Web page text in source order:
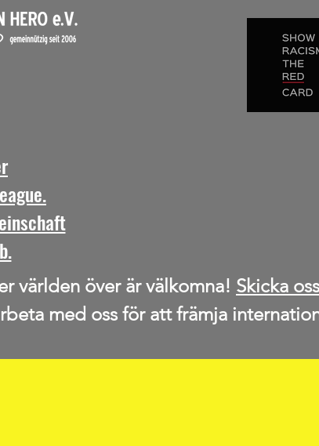
med oss för att främja
världen över är välkomna! Skicka